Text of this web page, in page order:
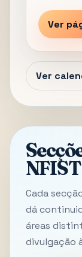
Ver
Ver
NFIST
Cada
dá
áreas
divulgação